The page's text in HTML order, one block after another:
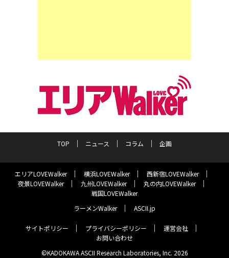
TOP ニュース コラム 企画
エリアLOVEWalker 横浜LOVEWalker
西新宿LOVEWalker
夜景LOVEWalker
九州LOVEWalker
丸の内LOVEWalker
戦国LOVEWalker
ラーメンWalker
ASCII.jp
サイトポリシー プライバシーポリシー
運営会社
お問い合わせ
©KADOKAWA ASCII Research Laboratories, Inc. 2026